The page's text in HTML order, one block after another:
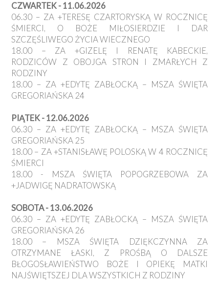
CZWARTEK - 11.06.2026
06.30 – ZA +TERESĘ CZARTORYSKĄ W ROCZNICĘ
ŚMIERCI, O BOŻE MIŁOSIERDZIE I DAR
SZCZĘŚLIWEGO ŻYCIA WIECZNEGO
18.00 – ZA +GIZELĘ I RENATĘ KABECKIE,
RODZICÓW Z OBOJGA STRON I ZMARŁYCH Z
RODZINY
18.00 – ZA +EDYTĘ ZABŁOCKĄ – MSZA ŚWIĘTA
GREGORIAŃSKA 24
PIĄTEK - 12.06.2026
06.30 – ZA +EDYTĘ ZABŁOCKĄ – MSZA ŚWIĘTA
GREGORIAŃSKA 25
18.00 – ZA +STANISŁAWĘ POLOSKĄ W 4 ROCZNICĘ
ŚMIERCI
18.00 - MSZA ŚWIĘTA POPOGRZEBOWA ZA
+JADWIGĘ NADRATOWSKĄ
SOBOTA - 13.06.2026
06.30 – ZA +EDYTĘ ZABŁOCKĄ – MSZA ŚWIĘTA
GREGORIAŃSKA 26
18.00 – MSZA ŚWIĘTA DZIĘKCZYNNA ZA
OTRZYMANE ŁASKI, Z PROŚBĄ O DALSZE
BŁOGOSŁAWIEŃSTWO BOŻE I OPIEKĘ MATKI
NAJŚWIĘTSZEJ DLA WSZYSTKICH Z RODZINY